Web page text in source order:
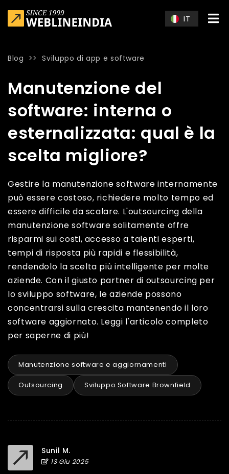
IT
Blog >>Sviluppo di app e software
Manutenzione del
software: interna o
esternalizzata: qual è la
scelta migliore?
Gestire la manutenzione software internamente
può essere costoso, richiedere molto tempo ed
essere difficile da scalare. L'outsourcing della
manutenzione software solitamente offre
risparmi sui costi, accesso a talenti esperti,
tempi di risposta più rapidi e flessibilità,
rendendolo la scelta più intelligente per molte
aziende. Con il giusto partner di outsourcing per
lo sviluppo software, le aziende possono
concentrarsi sulla crescita mantenendo il loro
software aggiornato. Leggi l'articolo completo
per saperne di più!
Manutenzione software e aggiornamenti
Outsourcing Sviluppo Software Brownfield
Sunil M.
13 Giu 2025